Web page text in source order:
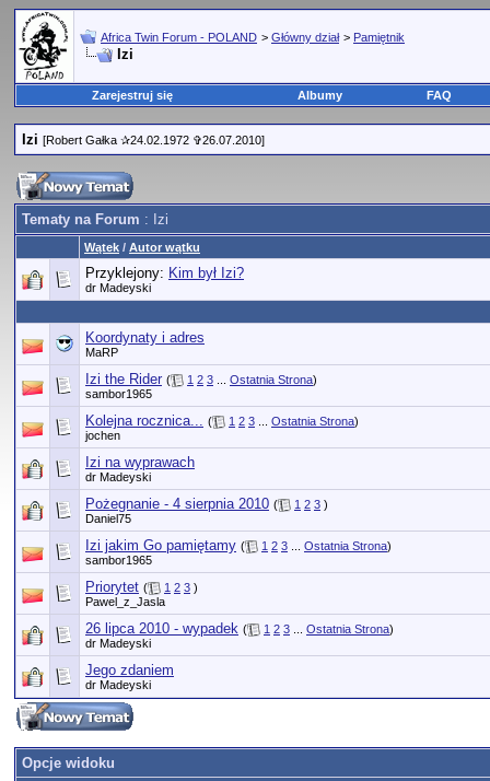
Africa Twin Forum - POLAND > Główny dział > Pamiętnik
Izi
Zarejestruj się Albumy FAQ
Izi [Robert Gałka ✰24.02.1972 ✞26.07.2010]
Tematy na Forum : Izi
Wątek / Autor wątku
Przyklejony: Kim był Izi?
dr Madeyski
Koordynaty i adres
MaRP
Izi the Rider ( 1 2 3 Ostatnia Strona)
sambor1965
Kolejna rocznica... ( 1 2 3 Ostatnia Strona)
jochen
Izi na wyprawach
dr Madeyski
Pożegnanie - 4 sierpnia 2010 ( 1 2 3 )
Daniel75
Izi jakim Go pamiętamy ( 1 2 3 Ostatnia Strona)
sambor1965
Priorytet ( 1 2 3 )
Pawel_z_Jasla
26 lipca 2010 - wypadek ( 1 2 3 Ostatnia Strona)
dr Madeyski
Jego zdaniem
dr Madeyski
Opcje widoku